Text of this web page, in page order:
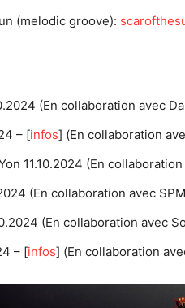
(melodic groove):
(En collaboration avec
– [infos] (En collaboration
11.10.2024 (En collaboration
(En collaboration avec
(En collaboration avec
– [infos] (En collaboration